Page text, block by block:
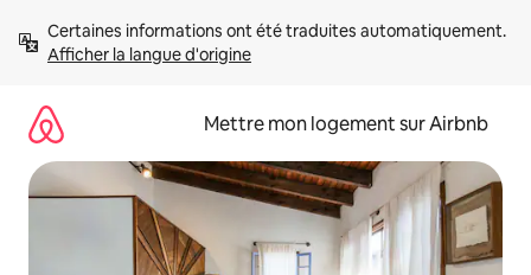
directement
Afficher la langue d'origine
Mettre mon logement sur Airbnb